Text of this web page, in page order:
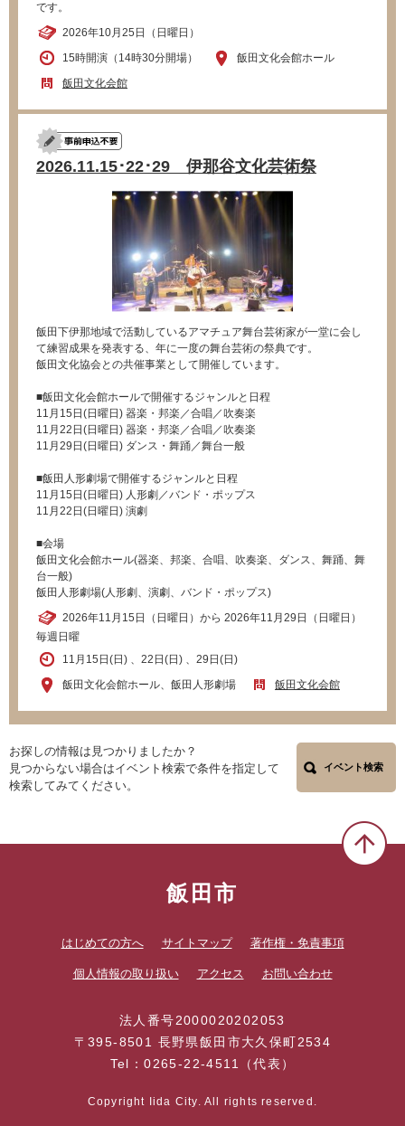
です。
2026年10月25日（日曜日）
15時開演（14時30分開場）
飯田文化会館ホール
飯田文化会館
2026.11.15･22･29 伊那谷文化芸術祭
飯田下伊那地域で活動しているアマチュア舞台芸術家が一堂に会し
て練習成果を発表する、年に一度の舞台芸術の祭典です。
飯田文化協会との共催事業として開催しています。
■飯田文化会館ホールで開催するジャンルと日程
11月15日(日曜日) 器楽・邦楽／合唱／吹奏楽
11月22日(日曜日) 器楽・邦楽／合唱／吹奏楽
11月29日(日曜日) ダンス・舞踊／舞台一般
■飯田人形劇場で開催するジャンルと日程
11月15日(日曜日) 人形劇／バンド・ポップス
11月22日(日曜日) 演劇
■会場
飯田文化会館ホール(器楽、邦楽、合唱、吹奏楽、ダンス、舞踊、舞
台一般)
飯田人形劇場(人形劇、演劇、バンド・ポップス)
2026年11月15日（日曜日）から 2026年11月29日（日曜日）
毎週日曜
11月15日(日) 、22日(日) 、29日(日)
飯田文化会館ホール、飯田人形劇場
飯田文化会館
お探しの情報は見つかりましたか？
見つからない場合はイベント検索で条件を指定して
検索してみてください。
イベント検索
飯田市
はじめての方へ サイトマップ 著作権・免責事項
個人情報の取り扱い アクセス お問い合わせ
法人番号2000020202053
〒395-8501 長野県飯田市大久保町2534
Tel：0265-22-4511（代表）
Copyright Iida City. All rights reserved.